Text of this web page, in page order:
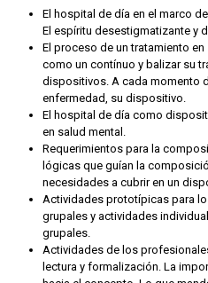
El hospital de día en el marco
El espíritu desestigmatizante y
El proceso de un tratamiento
como un contínuo y balizar su
dispositivos. A cada momento
enfermedad, su dispositivo.
El hospital de día como
en salud mental.
Requerimientos para la
lógicas que guían la
necesidades a cubrir en un
Actividades prototípicas para
grupales y actividades
grupales.
Actividades de los
lectura y formalización. La